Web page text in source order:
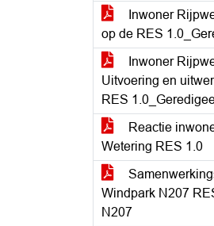
Inwoner
op de RES
Inwoner
Uitvoering en
RES
Reactie
Wetering RES 1.0
Windpark N207
N207